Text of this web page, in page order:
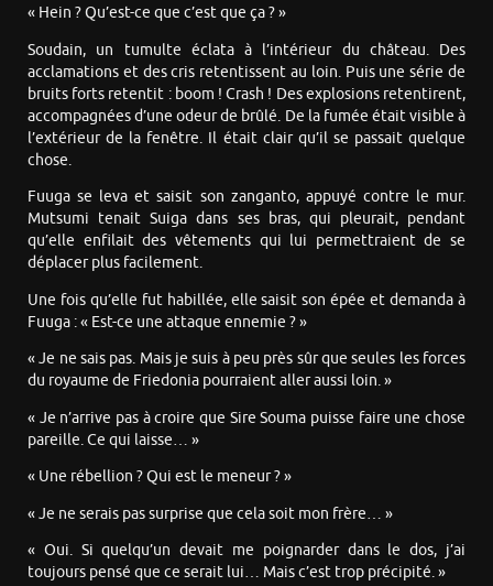
« Hein ? Qu’est-ce que c’est que ça ? »
Soudain, un tumulte éclata à l’intérieur du château. Des
acclamations et des cris retentissent au loin. Puis une série de
bruits forts retentit : boom ! Crash ! Des explosions retentirent,
accompagnées d’une odeur de brûlé. De la fumée était visible à
l’extérieur de la fenêtre. Il était clair qu’il se passait quelque
chose.
Fuuga se leva et saisit son zanganto, appuyé contre le mur.
Mutsumi tenait Suiga dans ses bras, qui pleurait, pendant
qu’elle enfilait des vêtements qui lui permettraient de se
déplacer plus facilement.
Une fois qu’elle fut habillée, elle saisit son épée et demanda à
Fuuga : « Est-ce une attaque ennemie ? »
« Je ne sais pas. Mais je suis à peu près sûr que seules les forces
du royaume de Friedonia pourraient aller aussi loin. »
« Je n’arrive pas à croire que Sire Souma puisse faire une chose
pareille. Ce qui laisse… »
« Une rébellion ? Qui est le meneur ? »
« Je ne serais pas surprise que cela soit mon frère… »
« Oui. Si quelqu’un devait me poignarder dans le dos, j’ai
toujours pensé que ce serait lui… Mais c’est trop précipité. »